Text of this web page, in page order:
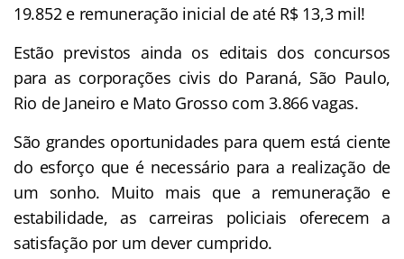
19.852 e remuneração inicial de até R$ 13,3 mil!
Estão previstos ainda os editais dos concursos
para as corporações civis do Paraná, São Paulo,
Rio de Janeiro e Mato Grosso com 3.866 vagas.
São grandes oportunidades para quem está ciente
do esforço que é necessário para a realização de
um sonho. Muito mais que a remuneração e
estabilidade, as carreiras policiais oferecem a
satisfação por um dever cumprido.